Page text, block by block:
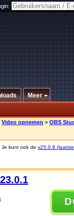
Meer
Video opnemen > OBS
Je kunt ook de v25.0.8